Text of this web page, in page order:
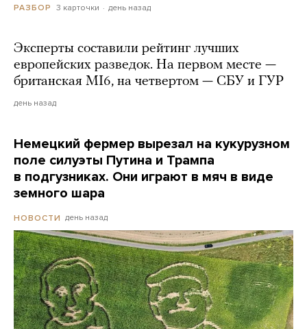
РАЗБОР 3 карточки день назад
Эксперты составили рейтинг лучших
европейских разведок. На первом месте —
британская MI6, на четвертом — СБУ и ГУР
день назад
Немецкий фермер вырезал на кукурузном
поле силуэты Путина и Трампа
в подгузниках. Они играют в мяч в виде
земного шара
НОВОСТИ день назад